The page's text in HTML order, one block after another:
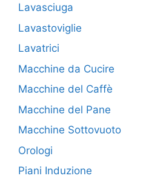
Lavasciuga
Lavastoviglie
Lavatrici
Macchine da Cucire
Macchine del Caffè
Macchine del Pane
Macchine Sottovuoto
Orologi
Piani Induzione